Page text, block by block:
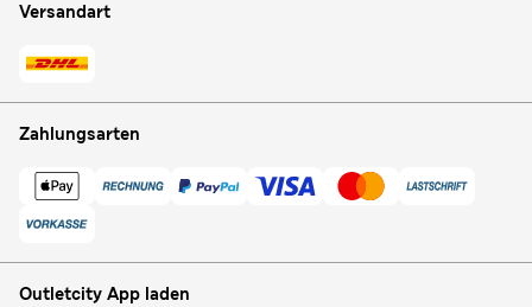
Versandart
Zahlungsarten
Outletcity App laden